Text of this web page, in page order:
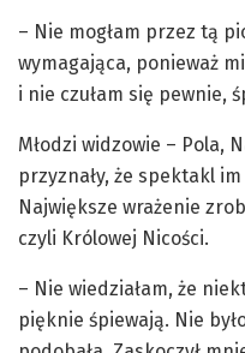
– Nie mogłam przez tą
wymagająca, ponieważ
i nie czułam się pewnie,
Młodzi widzowie – Pola,
przyznały, że spektakl
Największe wrażenie
czyli Królowej Nicości.
– Nie wiedziałam, że
pięknie śpiewają. Nie